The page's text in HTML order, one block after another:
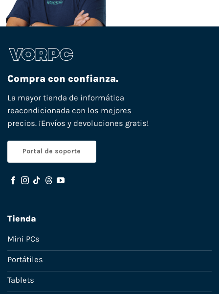
Compra con confianza.
La mayor tienda de informática
reacondicionada con los mejores
precios. ¡Envíos y devoluciones gratis!
Portal de soporte
Tienda
Mini PCs
Portátiles
Tablets